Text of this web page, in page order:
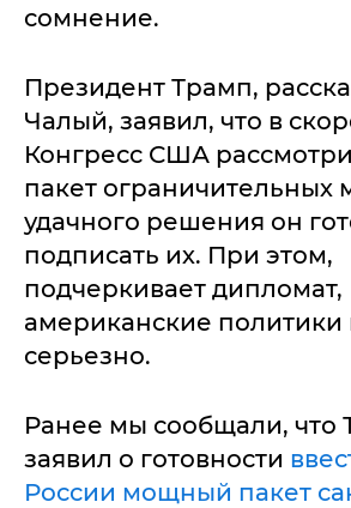
сомнение.
Президент Трамп,
Чалый, заявил, что в
Конгресс США
пакет ограничительных
удачного решения он
подписать их. При этом,
подчеркивает дипломат,
американские политики
серьезно.
Ранее мы сообщали, что
заявил о готовности
России мощный пакет